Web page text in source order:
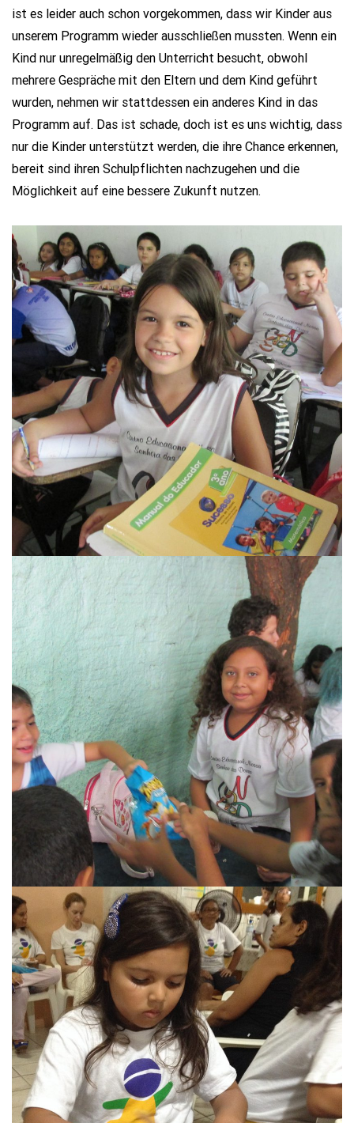
ist es leider auch schon vorgekommen, dass wir Kinder aus
unserem Programm wieder ausschließen mussten. Wenn ein
Kind nur unregelmäßig den Unterricht besucht, obwohl
mehrere Gespräche mit den Eltern und dem Kind geführt
wurden, nehmen wir stattdessen ein anderes Kind in das
Programm auf. Das ist schade, doch ist es uns wichtig, dass
nur die Kinder unterstützt werden, die ihre Chance erkennen,
bereit sind ihren Schulpflichten nachzugehen und die
Möglichkeit auf eine bessere Zukunft nutzen.